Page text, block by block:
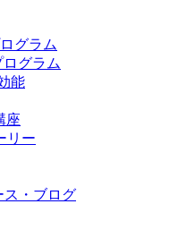
グラム
グラム
能
座
リー
ス・ブログ